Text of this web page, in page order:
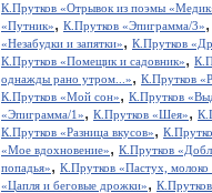
К.Прутков «Отрывок из поэмы
«Путник», К.Прутков «Эпиграмма/3»
«Незабудки и запятки», К.Прутков
К.Прутков «Помещик и садовник»,
однажды рано утром...», К.Прутков
К.Прутков «Мой сон», К.Прутков
«Эпиграмма/1», К.Прутков «Шея»,
К.Прутков «Разница вкусов»,
«Мое вдохновение», К.Прутков
попадья», К.Прутков «Пастух, молоко
«Цапля и беговые дрожки»,